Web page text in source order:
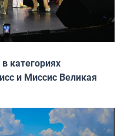
категориях
и Миссис Великая